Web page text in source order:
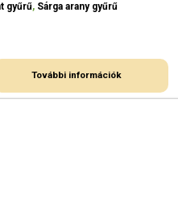
gyűrű, Sárga arany gyűrű
További információk